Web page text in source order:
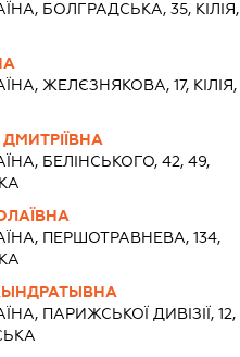
БОЛГРАДСЬКА, 35, КІЛІЯ,
ЖЕЛЄЗНЯКОВА, 17, КІЛІЯ,
БЕЛІНСЬКОГО, 42, 49,
ПЕРШОТРАВНЕВА, 134,
ПАРИЖСЬКОЇ ДИВІЗІЇ, 12,